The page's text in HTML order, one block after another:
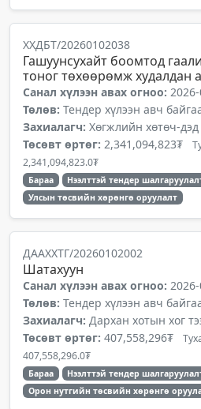
ХХДБТ/20260102038
Гашуунсухайт боомтод
тоног төхөөрөмж худалдан
Санал хүлээн авах огноо:
Төлөв: Тендер хүлээн авч
Захиалагч: Хөгжлийн хөтөч-дэд
Төсөвт өртөг: 2,341,094,823₮
2,341,094,823.0₮
Бараа
Нээлттэй тендер
Улсын төсвийн хөрөнгө оруулалт
ДААХХТГ/20260102002
Шатахуун
Санал хүлээн авах огноо:
Төлөв: Тендер хүлээн авч
Захиалагч: Дархан хотын хог
Төсөвт өртөг: 407,558,296₮
407,558,296.0₮
Бараа
Нээлттэй тендер
Орон нутгийн төсвийн хөрөнгө